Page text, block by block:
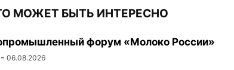
МОЖЕТ БЫТЬ ИНТЕРЕСНО
форум «Молоко России»
- 06.08.2026